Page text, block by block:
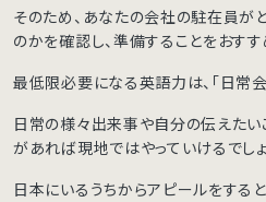
そのため、あなたの会社の駐在員が
のかを確認し、準備することをおすす
最低限必要になる英語力は、「日常会
日常の様々出来事や自分の伝えたい
があれば現地ではやっていけるでしょ
日本にいるうちからアピールをする